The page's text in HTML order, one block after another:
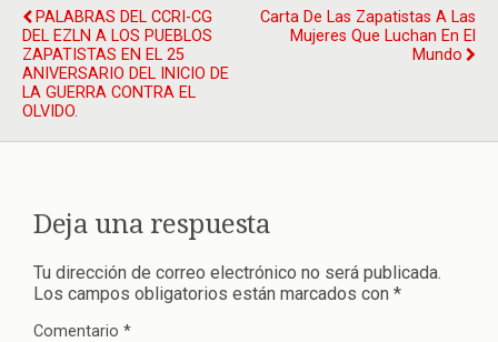
PALABRAS DEL CCRI-CG
DEL EZLN A LOS PUEBLOS
ZAPATISTAS EN EL 25
ANIVERSARIO DEL INICIO DE
LA GUERRA CONTRA EL
OLVIDO.
Carta De Las Zapatistas A Las
Mujeres Que Luchan En El
Mundo
Deja una respuesta
Tu dirección de correo electrónico no será publicada.
Los campos obligatorios están marcados con *
Comentario *